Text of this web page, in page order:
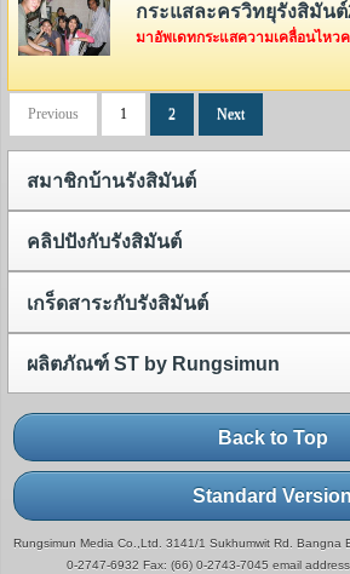
กระแสละครวิทยุรังสิมันต์
Previous 1 2 Next
สมาชิกบ้านรังสิมันต์
คลิปปังกับรังสิมันต์
เกร็ดสาระกับรังสิมันต์
ผลิตภัณฑ์ ST by Rungsimun
Back to Top
Standard Version
Rungsimun Media Co.,Ltd. 3141/1 Sukhumwit Rd. Bangna
0-2747-6932 Fax: (66) 0-2743-7045 email